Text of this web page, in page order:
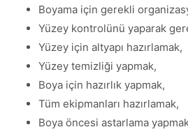
Boyama için gerekli
Yüzey kontrolünü yaparak
Yüzey için altyapı hazırlamak,
Yüzey temizliği yapmak,
Boya için hazırlık yapmak,
Tüm ekipmanları hazırlamak,
Boya öncesi astarlama